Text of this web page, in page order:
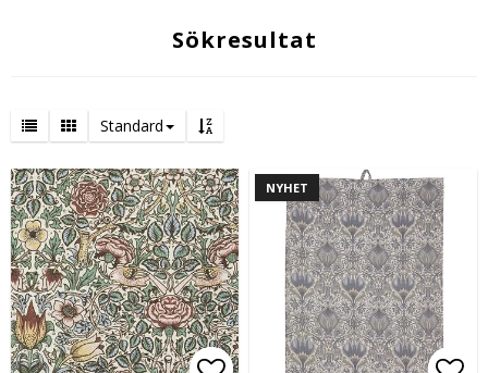
Sökresultat
Standard
NYHET